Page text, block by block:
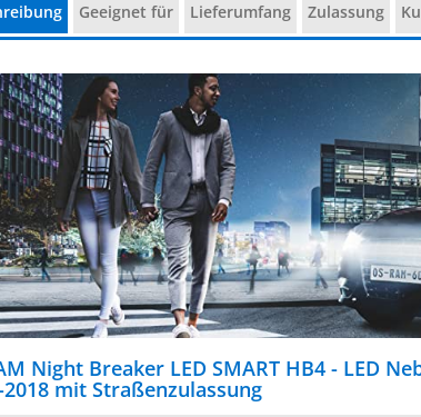
Geeignet für Lieferumfang Zulassung
Night Breaker LED SMART HB4 - LED
2018 mit Straßenzulassung